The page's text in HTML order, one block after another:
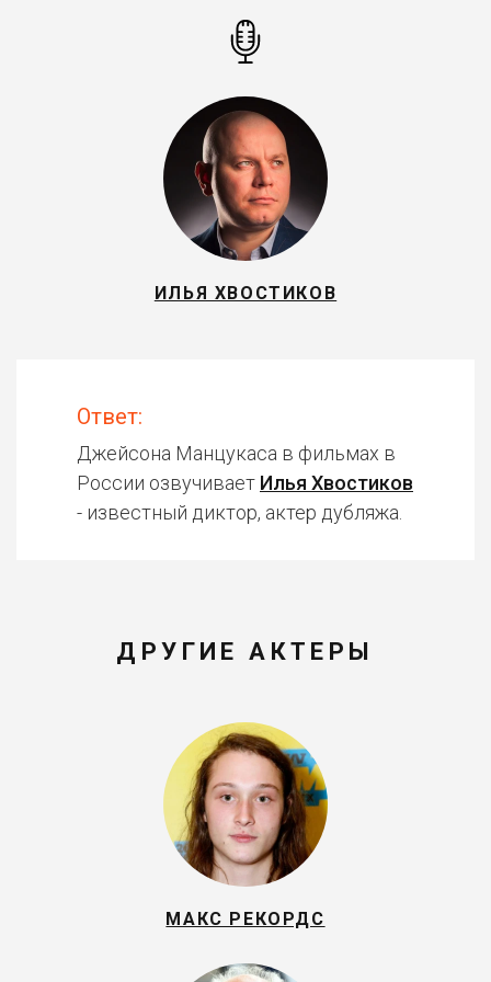
ИЛЬЯ ХВОСТИКОВ
Ответ:
Джейсона Манцукаса в фильмах в
России озвучивает Илья Хвостиков
- известный диктор, актер дубляжа.
ДРУГИЕ АКТЕРЫ
МАКС РЕКОРДС